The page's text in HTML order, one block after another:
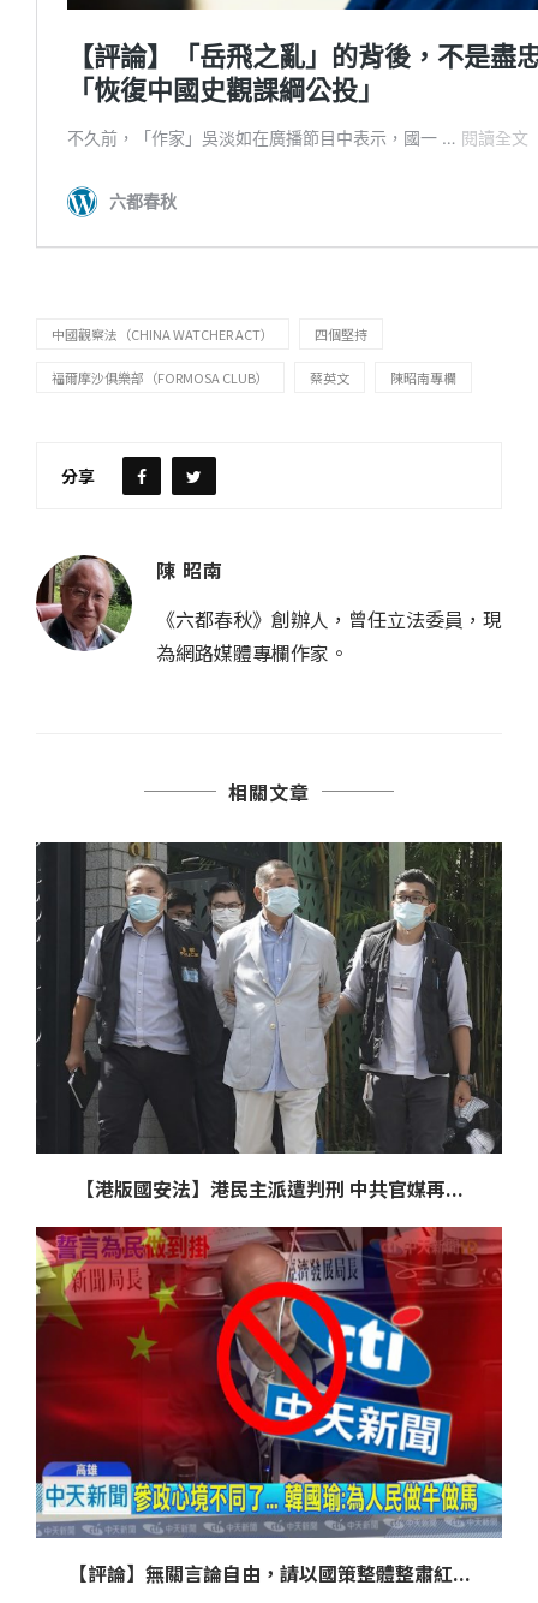
中國觀察法（CHINA WATCHER ACT） 四個堅持
福爾摩沙俱樂部（FORMOSA CLUB） 蔡英文 陳昭南專欄
分享
陳 昭南
《六都春秋》創辦人，曾任立法委員，現
為網路媒體專欄作家。
相關文章
【港版國安法】港民主派遭判刑 中共官媒再...
【評論】無關言論自由，請以國策整體整肅紅...